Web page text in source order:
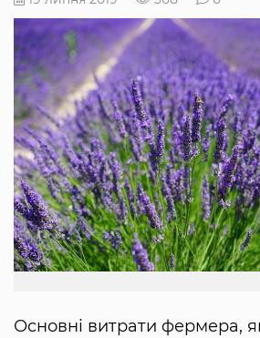
Основні витрати фермера,